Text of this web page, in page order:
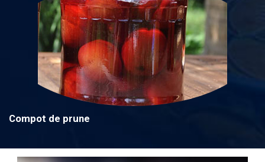
Compot de prune